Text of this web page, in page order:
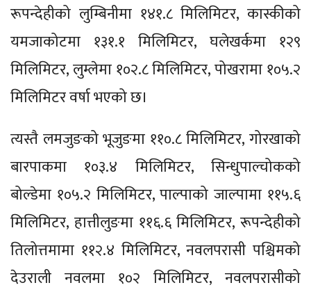
रूपन्देहीको लुम्बिनीमा १४१.८ मिलिमिटर, कास्कीको
यमजाकोटमा १३१.१ मिलिमिटर, घलेखर्कमा १२९
मिलिमिटर, लुम्लेमा १०२.८ मिलिमिटर, पोखरामा १०५.२
मिलिमिटर वर्षा भएको छ।
त्यस्तै लमजुङको भूजुङमा ११०.८ मिलिमिटर, गोरखाको
बारपाकमा १०३.४ मिलिमिटर, सिन्धुपाल्चोकको
बोल्डेमा १०५.२ मिलिमिटर, पाल्पाको जाल्पामा ११५.६
मिलिमिटर, हात्तीलुङमा ११६.६ मिलिमिटर, रूपन्देहीको
तिलोत्तमामा ११२.४ मिलिमिटर, नवलपरासी पश्चिमको
देउराली नवलमा १०२ मिलिमिटर, नवलपरासीको